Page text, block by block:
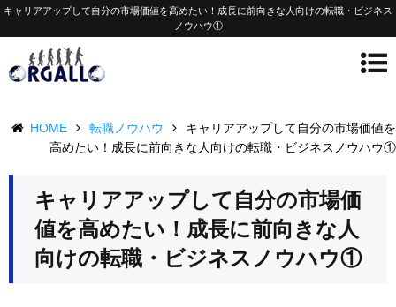
キャリアアップして自分の市場価値を高めたい！成長に前向きな人向けの転職・ビジネス
ノウハウ①
HOME 転職ノウハウ
キャリアアップして自分の市場価値を
高めたい！成長に前向きな人向けの転職・ビジネスノウハウ①
キャリアアップして自分の市場価
値を高めたい！成長に前向きな人
向けの転職・ビジネスノウハウ①